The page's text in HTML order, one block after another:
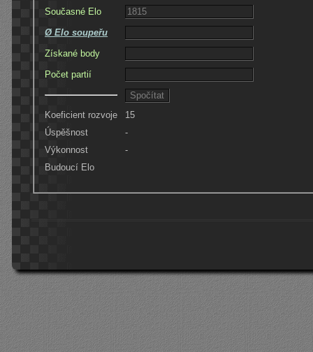
Současné Elo
Ø Elo soupeřu
Získané body
Počet partií
Koeficient rozvoje
15
Úspěšnost
-
Výkonnost
-
Budoucí Elo